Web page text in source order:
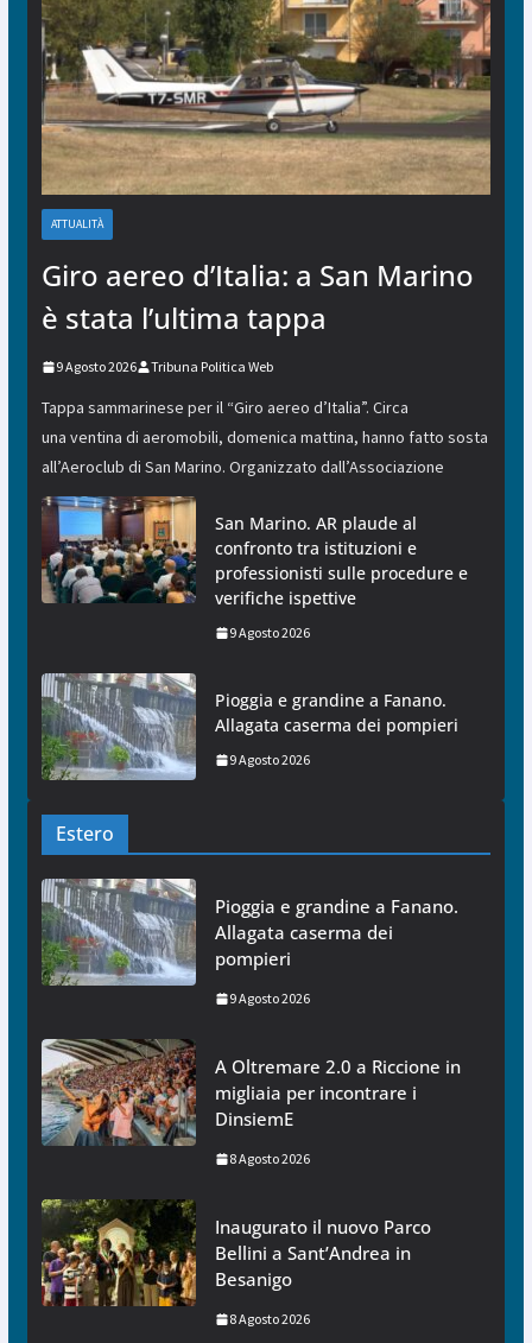
ATTUALITÀ
Giro aereo d’Italia: a San Marino
è stata l’ultima tappa
9 Agosto 2026 Tribuna Politica Web
Tappa sammarinese per il “Giro aereo d’Italia”. Circa
una ventina di aeromobili, domenica mattina, hanno fatto sosta
all’Aeroclub di San Marino. Organizzato dall’Associazione
San Marino. AR plaude al
confronto tra istituzioni e
professionisti sulle procedure e
verifiche ispettive
9 Agosto 2026
Pioggia e grandine a Fanano.
Allagata caserma dei pompieri
9 Agosto 2026
Estero
Pioggia e grandine a Fanano.
Allagata caserma dei
pompieri
9 Agosto 2026
A Oltremare 2.0 a Riccione in
migliaia per incontrare i
DinsiemE
8 Agosto 2026
Inaugurato il nuovo Parco
Bellini a Sant’Andrea in
Besanigo
8 Agosto 2026